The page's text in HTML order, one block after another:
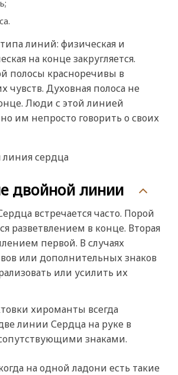
линий: физическая и
на конце закругляется.
полосы красноречивы в
чувств. Духовная полоса не
Люди с этой линией
им непросто говорить о своих
двойной линии
встречается часто. Порой
разветвлением в конце. Вторая
первой. В случаях
или дополнительных знаков
или усилить их
хироманты всегда
линии Сердца на руке в
знаками.
на одной ладони есть такие